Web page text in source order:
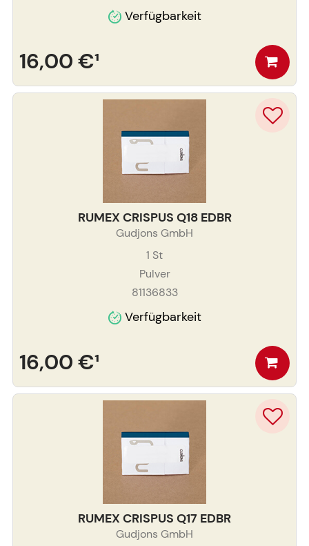
Verfügbarkeit
16,00 €¹
RUMEX CRISPUS Q18 EDBR
Gudjons GmbH
1 St
Pulver
81136833
Verfügbarkeit
16,00 €¹
RUMEX CRISPUS Q17 EDBR
Gudjons GmbH